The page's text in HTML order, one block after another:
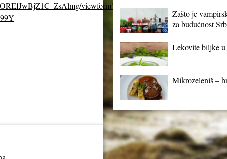
viewform?
Zašto je
za budućnost
Lekovite biljke
Mikrozeleniš –